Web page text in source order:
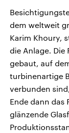
dem weltweit
Karim Khoury,
die Anlage. Die
gebaut, auf
turbinenartige
verbunden
Ende dann das
glänzende